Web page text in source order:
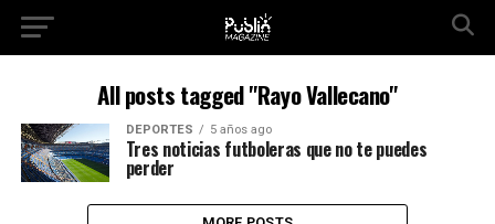
All posts tagged "Rayo Vallecano"
DEPORTES 5 años ago
Tres noticias futboleras que no te puedes
perder